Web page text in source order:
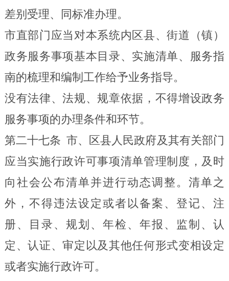
差别受理、同标准办理。
市直部门应当对本系统内区县、街道
（镇）
政务服务事项基本目录、实施清单、服务指
南的梳理和编制工作给予业务指导。
没有法律、法规、规章依据，不得增设政务
服务事项的办理条件和环节。
第二十七条 市、区县人民政府及其有关部门
应当实施行政许可事项清单管理制度，及时
向社会公布清单并进行动态调整。清单之
外，不得违法设定或者以备案、登记、注
册、目录、规划、年检、年报、监制、认
定、认证、审定以及其他任何形式变相设定
或者实施行政许可。